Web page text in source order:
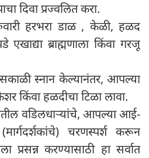
दिवा प्रज्वलित करा.
हरभरा डाळ , केळी, हळद
ब्राह्मणाला किंवा गरजू
स्नान केल्यानंतर, आपल्या
किंवा हळदीचा टिळा लावा.
वडिलधाऱ्यांचे, आपल्या आई-
चरणस्पर्श करून
प्रसन्न करण्यासाठी हा सर्वात